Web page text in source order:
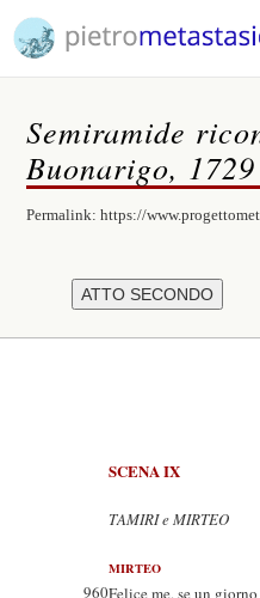
Semiramide
Buonarigo, 1729
Permalink:https://
SCENA IX
TAMIRI e MIRTEO
MIRTEO
960Felice me, se un giorno